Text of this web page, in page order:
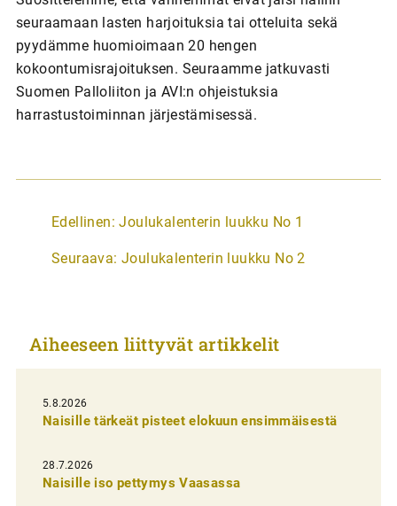
seuraamaan lasten harjoituksia tai otteluita sekä
pyydämme huomioimaan 20 hengen
kokoontumisrajoituksen. Seuraamme jatkuvasti
Suomen Palloliiton ja AVI:n ohjeistuksia
harrastustoiminnan järjestämisessä.
A
t
k
e
l
i
e
n
Edellinen: Joulukalenterin luukku No 1
Seuraava: Joulukalenterin luukku No 2
Aiheeseen liittyvät artikkelit
5.8.2026
Naisille tärkeät pisteet elokuun ensimmäisestä
28.7.2026
Naisille iso pettymys Vaasassa